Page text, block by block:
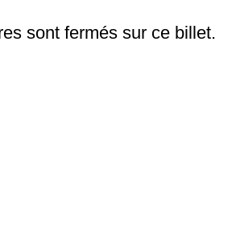
sont fermés sur ce billet.